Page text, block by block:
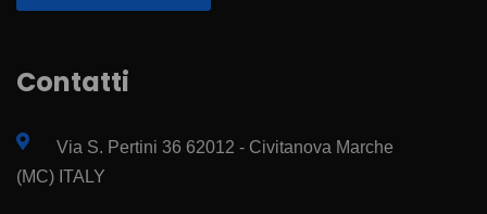
Contatti
Via S. Pertini 36 62012 - Civitanova Marche
(MC) ITALY